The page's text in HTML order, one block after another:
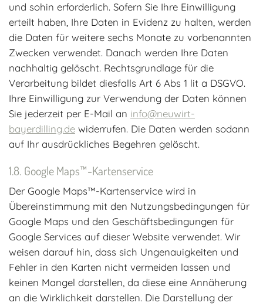
und sohin erforderlich. Sofern Sie Ihre Einwilligung
erteilt haben, Ihre Daten in Evidenz zu halten, werden
die Daten für weitere sechs Monate zu vorbenannten
Zwecken verwendet. Danach werden Ihre Daten
nachhaltig gelöscht. Rechtsgrundlage für die
Verarbeitung bildet diesfalls Art 6 Abs 1 lit a DSGVO.
Ihre Einwilligung zur Verwendung der Daten können
Sie jederzeit per E-Mail an info@neuwirt-
bayerdilling.de widerrufen. Die Daten werden sodann
auf Ihr ausdrückliches Begehren gelöscht.
Google Maps™-Kartenservice
Der Google Maps™-Kartenservice wird in
Übereinstimmung mit den Nutzungsbedingungen für
Google Maps und den Geschäftsbedingungen für
Google Services auf dieser Website verwendet. Wir
weisen darauf hin, dass sich Ungenauigkeiten und
Fehler in den Karten nicht vermeiden lassen und
keinen Mangel darstellen, da diese eine Annäherung
an die Wirklichkeit darstellen. Die Darstellung der